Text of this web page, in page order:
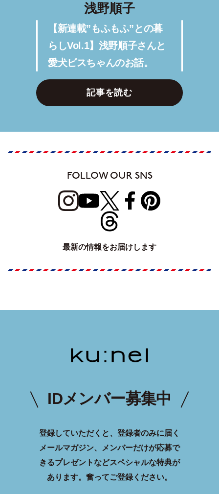
浅野順子
【新連載”もふもふ”との暮
らしVol.1】浅野順子さんと
愛犬ビスちゃんのお話。
記事を読む
FOLLOW OUR SNS
最新の情報をお届けします
IDメンバー募集中
登録していただくと、登録者のみに届く
メールマガジン、メンバーだけが応募で
きるプレゼントなどスペシャルな特典が
あります。 奮ってご登録ください。